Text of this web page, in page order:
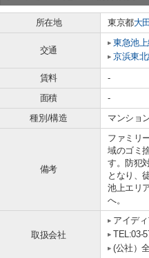
所在地 東京都大
交通
東急池上
京浜東北
賃料 -
面積
-
種別/構造
マンショ
備考
ファミリ
域のゴミ
す。防犯
となり、
池上エリ
へ。
取扱会社
アイデ
TEL:03-
(公社）